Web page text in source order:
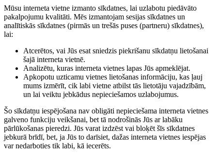
Mūsu interneta vietne izmanto sīkdatnes, lai uzlabotu piedāvāto
pakalpojumu kvalitāti. Mēs izmantojam sesijas sīkdatnes un
analītiskās sīkdatnes (pirmās un trešās puses (partneru) sīkdatnes),
lai:
Atcerētos, vai Jūs esat sniedzis piekrišanu sīkdatņu lietošanai
šajā interneta vietnē.
Analizētu, kuras interneta vietnes lapas Jūs apmeklējat.
Apkopotu uzticamu vietnes lietošanas informāciju, kas ļauj
mums izmērīt, cik labi vietne atbilst tās lietotāju vajadzībām,
un lai veiktu jebkādus nepieciešamos uzlabojumus.
Šo sīkdatņu iespējošana nav obligāti nepieciešama interneta vietnes
galveno funkciju veikšanai, bet tā nodrošinās Jūs ar labāku
pārlūkošanas pieredzi. Jūs varat izdzēst vai bloķēt šīs sīkdatnes
jebkurā brīdī, bet, ja Jūs to darīsiet, dažas interneta vietnes iespējas
var nedarboties tik labi, kā iecerēts.